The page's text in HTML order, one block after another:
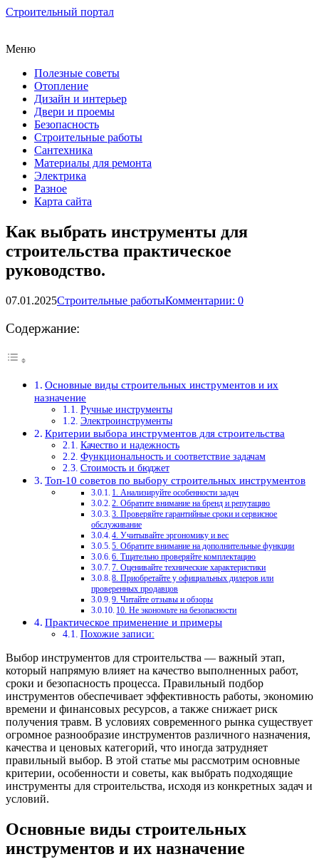
Строительный портал
Меню
Полезные советы
Отопление
Дизайн и интерьер
Двери и проемы
Безопасность
Строительные работы
Сантехника
Материалы для ремонта
Электрика
Разное
Карта сайта
Как выбрать инструменты для
строительства практическое
руководство.
07.01.2025Строительные работыКомментарии: 0
Содержание:
Основные виды строительных инструментов и их
назначение
Ручные инструменты
Электроинструменты
Критерии выбора инструментов для строительства
Качество и надежность
Функциональность и соответствие задачам
Стоимость и бюджет
Топ-10 советов по выбору строительных инструментов
1. Анализируйте особенности задач
2. Обратите внимание на бренд и репутацию
3. Проверяйте гарантийные сроки и сервисное
обслуживание
4. Учитывайте эргономику и вес
5. Обратите внимание на дополнительные функции
6. Тщательно проверяйте комплектацию
7. Оценивайте технические характеристики
8. Приобретайте у официальных дилеров или
проверенных продавцов
9. Читайте отзывы и обзоры
10. Не экономьте на безопасности
Практическое применение и примеры
Похожие записи:
Выбор инструментов для строительства — важный этап,
который напрямую влияет на качество выполненных работ,
сроки и безопасность процесса. Правильный подбор
инструментов обеспечивает эффективность работы, экономию
времени и финансовых ресурсов, а также снижает риск
получения травм. В условиях современного рынка существует
огромное разнообразие инструментов различного назначения,
качества и ценовых категорий, что иногда затрудняет
правильный выбор. В этой статье мы рассмотрим основные
критерии, особенности и советы, как выбрать подходящие
инструменты для строительства, исходя из конкретных задач и
условий.
Основные виды строительных
инструментов и их назначение